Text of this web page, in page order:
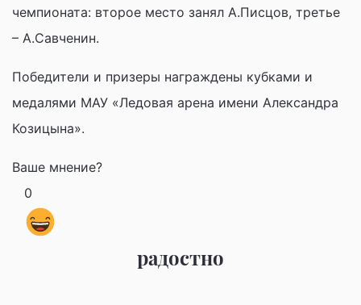
чемпионата: второе место занял А.Писцов, третье
– А.Савченин.
Победители и призеры награждены кубками и
медалями МАУ «Ледовая арена имени Александра
Козицына».
Ваше мнение?
0
радостно